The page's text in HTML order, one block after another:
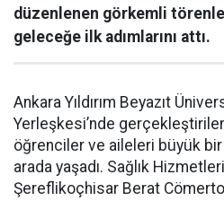
düzenlenen görkemli törenle
geleceğe ilk adımlarını attı.
Ankara Yıldırım Beyazıt
Yerleşkesi’nde
öğrenciler ve aileleri büyük
arada yaşadı. Sağlık
Şereflikoçhisar Berat